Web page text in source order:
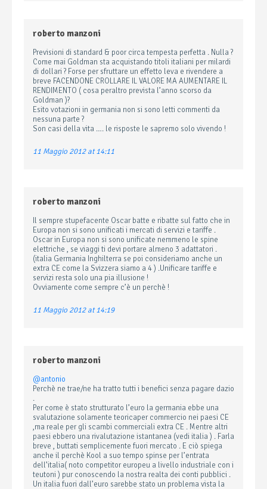
roberto manzoni
Previsioni di standard & poor circa tempesta perfetta . Nulla ?
Come mai Goldman sta acquistando titoli italiani per milardi
di dollari ? Forse per sfruttare un effetto leva e rivendere a
breve FACENDONE CROLLARE IL VALORE MA AUMENTARE IL
RENDIMENTO ( cosa peraltro prevista l’anno scorso da
Goldman )?
Esito votazioni in germania non si sono letti commenti da
nessuna parte ?
Son casi della vita …. le risposte le sapremo solo vivendo !
11 Maggio 2012 at 14:11
roberto manzoni
Il sempre stupefacente Oscar batte e ribatte sul fatto che in
Europa non si sono unificati i mercati di servizi e tariffe .
Oscar in Europa non si sono unificate nemmeno le spine
elettriche , se viaggi ti devi portare almeno 3 adattatori .
(italia Germania Inghilterra se poi consideriamo anche un
extra CE come la Svizzera siamo a 4 ) .Unificare tariffe e
servizi resta solo una pia illusione !
Ovviamente come sempre c’è un perchè !
11 Maggio 2012 at 14:19
roberto manzoni
@antonio
Perchè ne trae/ne ha tratto tutti i benefici senza pagare dazio
.
Per come è stato strutturato l’euro la germania ebbe una
svalutazione solamente teoricaper commercio nei paesi CE
,ma reale per gli scambi commerciali extra CE . Mentre altri
paesi ebbero una rivalutazione istantanea (vedi italia ) . Farla
breve , buttati semplicemente fuori mercato . E ciò spiega
anche il perchè Kool a suo tempo spinse per l’entrata
dell’italia( noto competitor europeu a livello industriale con i
teutoni ) pur conoscendo la nostra realta dei conti pubblici .
Un italia fuori dall’euro sarebbe stato un problema vista la